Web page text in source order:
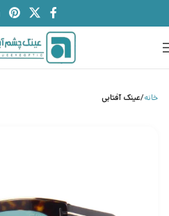
خانه عینک آفتابی